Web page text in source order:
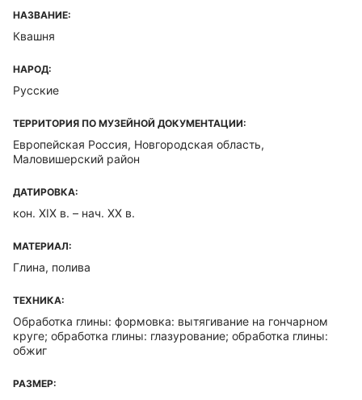
НАЗВАНИЕ:
Квашня
НАРОД:
Русские
ТЕРРИТОРИЯ ПО МУЗЕЙНОЙ ДОКУМЕНТАЦИИ:
Европейская Россия, Новгородская область,
Маловишерский район
ДАТИРОВКА:
кон. XIX в. – нач. XX в.
МАТЕРИАЛ:
Глина, полива
ТЕХНИКА:
Обработка глины: формовка: вытягивание на гончарном
круге; обработка глины: глазурование; обработка глины:
обжиг
РАЗМЕР: